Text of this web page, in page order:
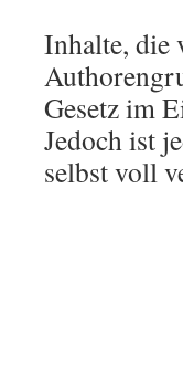
Inhalte, die
Gesetz im
Jedoch ist
selbst voll